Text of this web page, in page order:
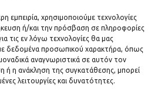
εμπειρία, χρησιμοποιούμε τεχνολογίες
ή/και την πρόσβαση σε πληροφορίες
τις εν λόγω τεχνολογίες θα μας
δεδομένα προσωπικού χαρακτήρα, όπως
αναγνωριστικά σε αυτόν τον
ή η ανάκληση της συγκατάθεσης, μπορεί
λειτουργίες και δυνατότητες.
Σταυροπούλου
Μακιγιέρ, Visagistin